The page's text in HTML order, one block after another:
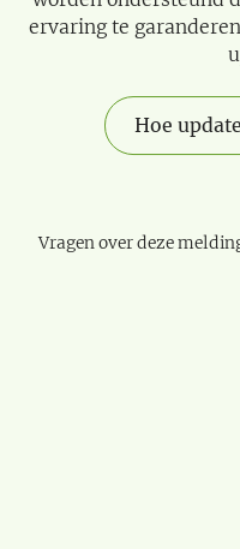
ervaring te
Hoe
Vragen over deze